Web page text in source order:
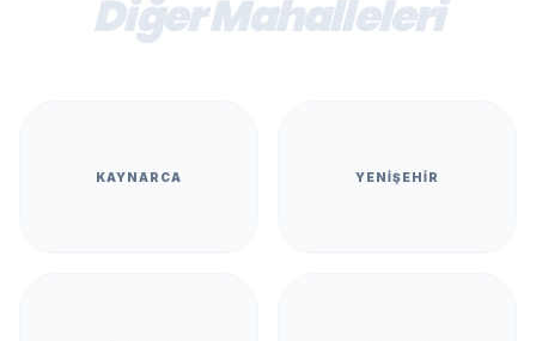
Diğer Mahalleleri
KAYNARCA YENIŞEHIR